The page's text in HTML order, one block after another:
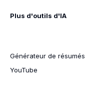
Plus d'outils d'IA
Générateur de résumés
YouTube